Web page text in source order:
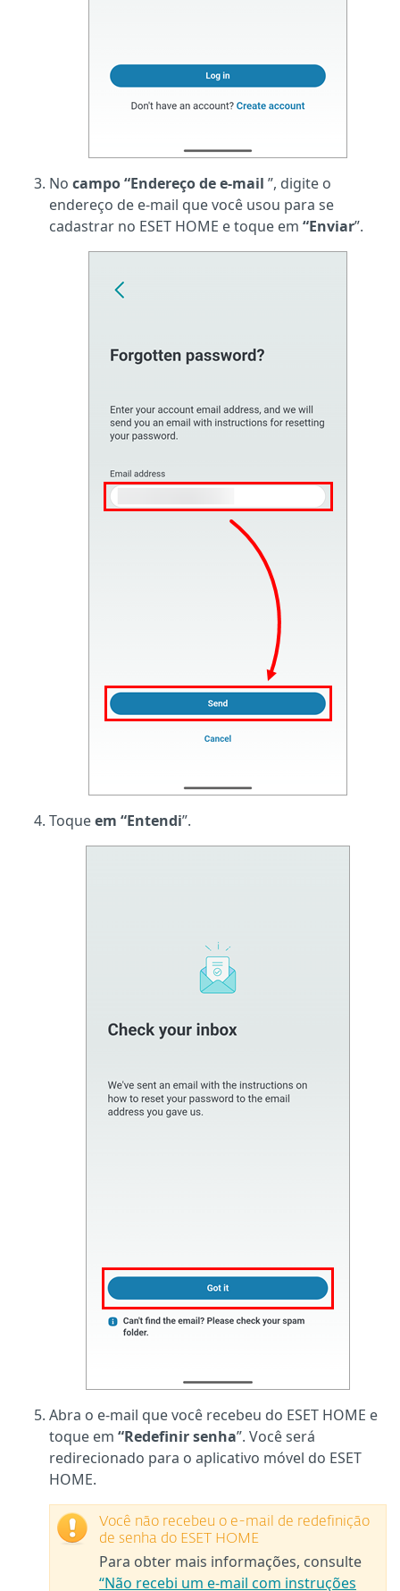
No campo “Endereço de e-mail ”, digite o
endereço de e-mail que você usou para se
cadastrar no ESET HOME e toque em “Enviar”.
Toqueem “Entendi”.
Abra o e-mail que você recebeu do ESET HOME e
toque em “Redefinir senha”. Você será
redirecionado para o aplicativo móvel do ESET
HOME.
Você não recebeu o e-mail de redefinição
de senha do ESET HOME
Para obter mais informações, consulte
“Não recebi um e-mail com instruções